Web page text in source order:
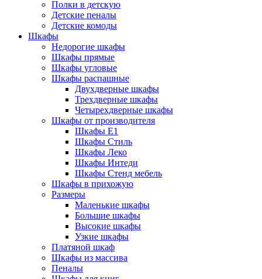
Полки в детскую
Детские пеналы
Детские комоды
Шкафы
Недорогие шкафы
Шкафы прямые
Шкафы угловые
Шкафы распашные
Двухдверные шкафы
Трехдверные шкафы
Четырехдверные шкафы
Шкафы от производителя
Шкафы E1
Шкафы Стиль
Шкафы Леко
Шкафы Интеди
Шкафы Стенд мебель
Шкафы в прихожую
Размеры
Маленькие шкафы
Большие шкафы
Высокие шкафы
Узкие шкафы
Платяной шкаф
Шкафы из массива
Пеналы